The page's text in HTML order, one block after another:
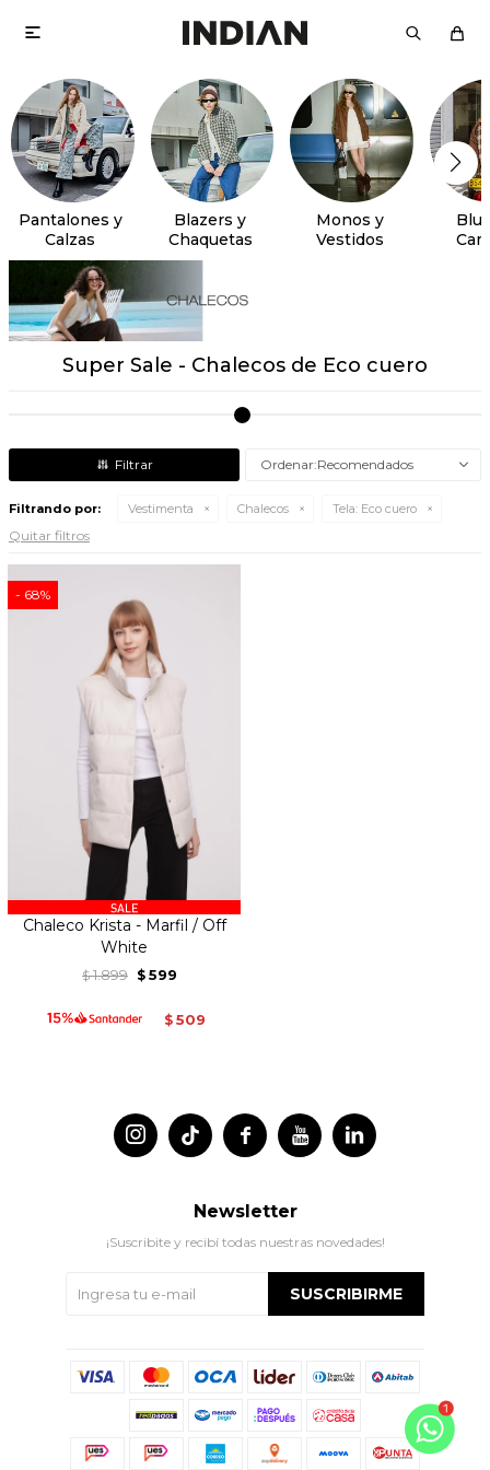

Pantalones y
Calzas
Blazers y
Chaquetas
Monos y
Vestidos
Super Sale - Chalecos de Eco cuero
Recomendados
Filtrando por: Vestimenta Chalecos Tela: Eco cuero
Quitar filtros
68
Chaleco Krista - Marfil / Off
White
$ 1.899 $ 599
$ 509
 
 
Newsletter
¡Suscribite y recibí todas nuestras novedades!
SUSCRIBIRME